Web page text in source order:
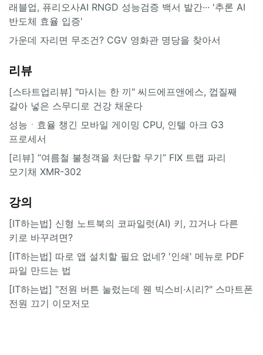
래블업, 퓨리오사AI RNGD 성능검증 백서 발간··· '추론 AI
반도체 효율 입증'
가운데 자리면 무조건? CGV 영화관 명당을 찾아서
리뷰
[스타트업리뷰] "마시는 한 끼" 씨드에프앤에스, 껍질째
갈아 넣은 스무디로 건강 채운다
성능ㆍ효율 챙긴 모바일 게이밍 CPU, 인텔 아크 G3
프로세서
[리뷰] “여름철 불청객을 처단할 무기” FIX 트랩 파리
모기채 XMR-302
강의
[IT하는법] 신형 노트북의 코파일럿(AI) 키, 끄거나 다른
키로 바꾸려면?
[IT하는법] 따로 앱 설치할 필요 없네? '인쇄' 메뉴로 PDF
파일 만드는 법
[IT하는법] "전원 버튼 눌렀는데 웬 빅스비·시리?" 스마트폰
전원 끄기 이모저모